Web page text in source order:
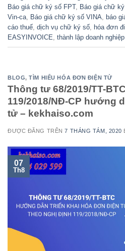
Báo giá chữ ký số FPT, Báo giá chữ
Vin-ca, Báo giá chữ ký số VINA, báo
cáo thuế, dịch vụ chữ ký số, hóa đơn
EASYINVOICE, thành lập doanh nghiệp
BLOG,TÌM HIỂU HÓA ĐƠN ĐIỆN TỬ
Thông tư 68/2019/TT-
119/2018/NĐ-CP hướng
tử – kekhaiso.com
ĐƯỢC ĐĂNG TRÊN7 THÁNG TÁM, 2020
07
Th8